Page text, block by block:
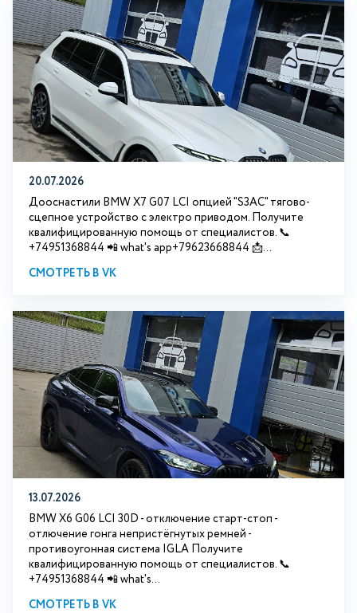
20.07.2026
Дооснастили BMW Х7 G07 LCI опцией "S3АС" тягово-
сцепное устройство с электро приводом. Получите
квалифицированную помощь от специалистов. 📞
+74951368844 📲 what's app+79623668844 📩...
СМОТРЕТЬ В VK
13.07.2026
BMW X6 G06 LCI 30D - отключение старт-стоп -
отлючение гонга непристёгнутых ремней -
противоугонная система IGLA Получите
квалифицированную помощь от специалистов. 📞
+74951368844 📲 what's...
СМОТРЕТЬ В VK